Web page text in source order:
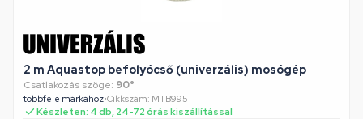
2 m Aquastop befolyócső (univerzális) mosógép
Csatlakozás szöge: 90°
többféle márkához•Cikkszám: MTB995
Készleten: 4 db, 24-72 órás kiszállítással